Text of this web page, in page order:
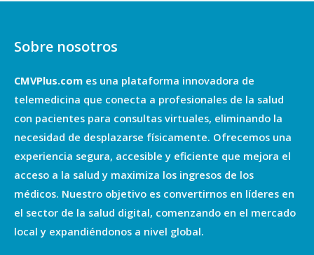
Sobre nosotros
CMVPlus.com es una plataforma innovadora de
telemedicina que conecta a profesionales de la salud
con pacientes para consultas virtuales, eliminando la
necesidad de desplazarse físicamente. Ofrecemos una
experiencia segura, accesible y eficiente que mejora el
acceso a la salud y maximiza los ingresos de los
médicos. Nuestro objetivo es convertirnos en líderes en
el sector de la salud digital, comenzando en el mercado
local y expandiéndonos a nivel global.